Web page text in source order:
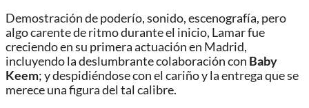
Demostración de poderío, sonido, escenografía, pero
algo carente de ritmo durante el inicio, Lamar fue
creciendo en su primera actuación en Madrid,
incluyendo la deslumbrante colaboración con Baby
Keem; y despidiéndose con el cariño y la entrega que se
merece una figura del tal calibre.